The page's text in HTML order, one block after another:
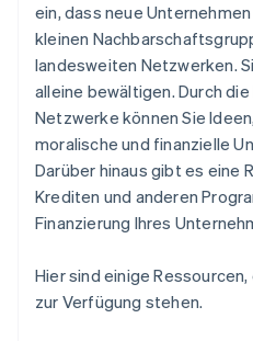
ein, dass neue
kleinen
landesweiten Netzwerken.
alleine bewältigen. Durch
Netzwerke können Sie
moralische und finanzielle
Darüber hinaus gibt es eine
Krediten und anderen
Finanzierung Ihres
Hier sind einige
zur Verfügung stehen.